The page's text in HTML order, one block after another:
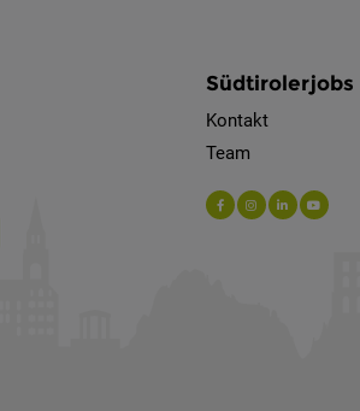
Südtirolerjobs
Kontakt
Team